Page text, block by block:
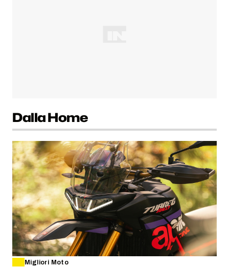
Dalla Home
Migliori Moto